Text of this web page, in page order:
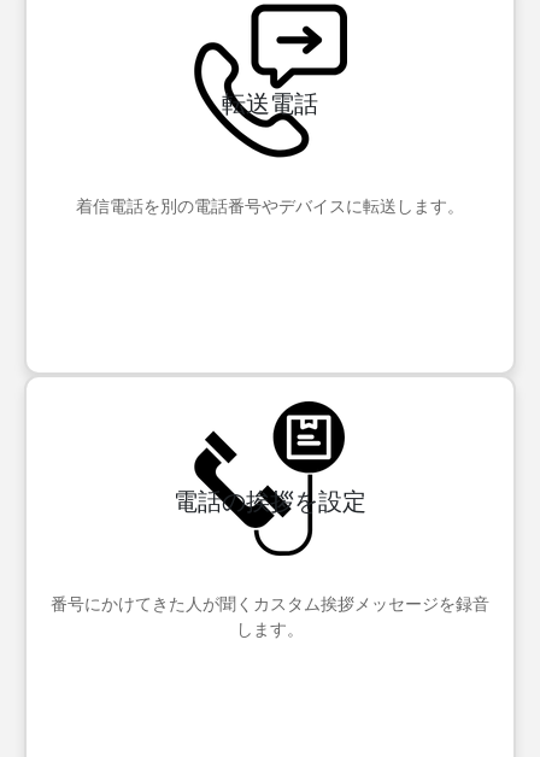
転送電話
着信電話を別の電話番号やデバイスに転送します。
電話の挨拶を設定
番号にかけてきた人が聞くカスタム挨拶メッセージを録音
します。